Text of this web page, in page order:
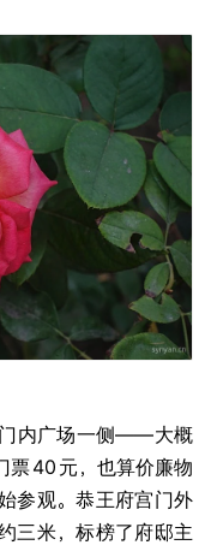
内广场一侧——大概
票40 元，也算价廉物
参观。恭王府宫门外
三米，标榜了府邸主